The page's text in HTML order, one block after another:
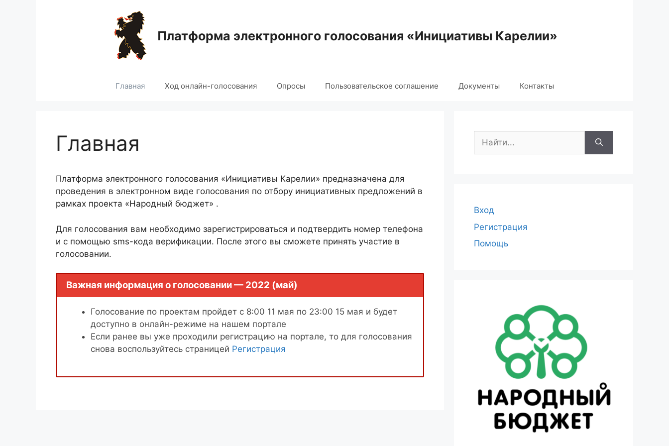
Платформа электронного голосования «Инициативы Карелии»
Главная Ход онлайн-голосования Опросы Пользовательское соглашение Документы Контакты
Главная
Платформа электронного голосования «Инициативы Карелии» предназначена для
проведения в электронном виде голосования по отбору инициативных предложений в
рамках проекта «Народный бюджет» .
Для голосования вам необходимо зарегистрироваться и подтвердить номер телефона
и с помощью sms-кода верификации. После этого вы сможете принять участие в
голосовании.
Важная информация о голосовании — 2022 (май)
Голосование по проектам пройдет с 8:00 11 мая по 23:00 15 мая и будет
доступно в онлайн-режиме на нашем портале
Если ранее вы уже проходили регистрацию на портале, то для голосования
снова воспользуйтесь страницей Регистрация
Поиск:
Вход
Регистрация
Помощь